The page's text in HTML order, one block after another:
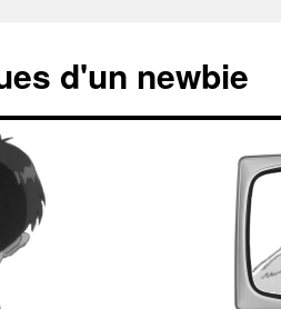
d'un newbie